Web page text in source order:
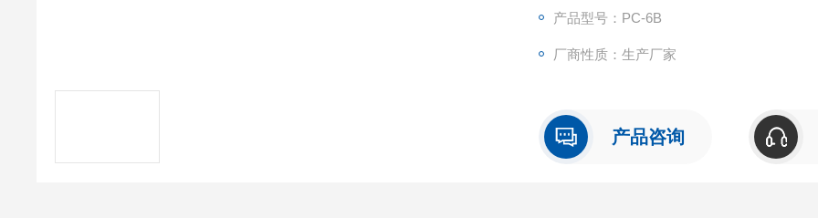
产品型号：PC-6B
厂商性质：生产厂家
产品咨询